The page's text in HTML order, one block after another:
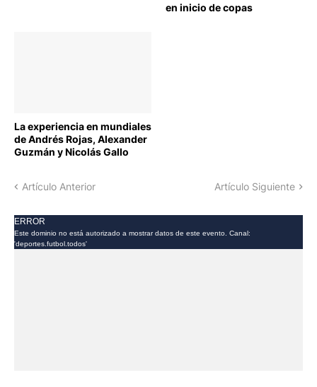
en inicio de copas
La experiencia en mundiales
de Andrés Rojas, Alexander
Guzmán y Nicolás Gallo
Artículo Anterior Artículo Siguiente